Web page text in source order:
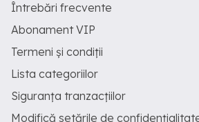
Întrebări frecvente
Abonament VIP
Termeni și condiții
Lista categoriilor
Siguranța tranzacțiilor
Modifică setările de